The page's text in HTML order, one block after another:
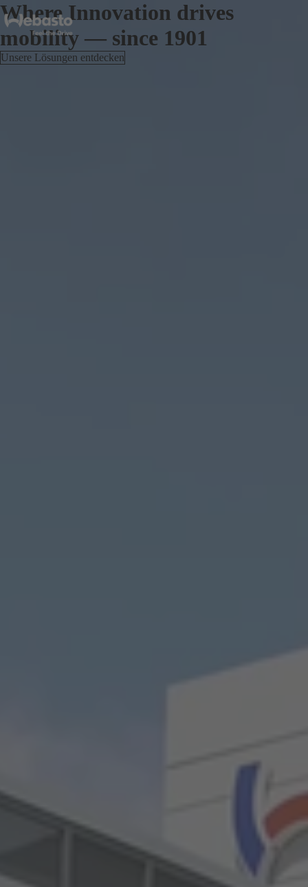
Where Innovation drives
mobility — since 1901
Unsere Lösungen entdecken